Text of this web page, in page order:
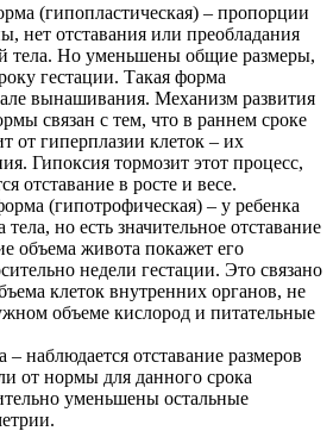
(гипопластическая) – пропорции
нет отставания или преобладания
тела. Но уменьшены общие размеры,
гестации. Такая форма
вынашивания. Механизм развития
связан с тем, что в раннем сроке
от гиперплазии клеток – их
Гипоксия тормозит этот процесс,
отставание в росте и весе.
(гипотрофическая) – у ребенка
но есть значительное отставание
объема живота покажет его
недели гестации. Это связано
клеток внутренних органов, не
объеме кислород и питательные
наблюдается отставание размеров
от нормы для данного срока
уменьшены остальные